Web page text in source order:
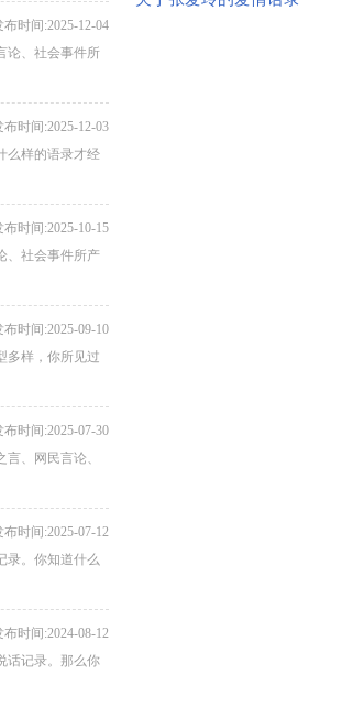
布时间:2025-12-04
论、社会事件所
布时间:2025-12-03
么样的语录才经
布时间:2025-10-15
、社会事件所产
布时间:2025-09-10
多样，你所见过
布时间:2025-07-30
、网民言论、
布时间:2025-07-12
录。你知道什么
布时间:2024-08-12
话记录。那么你